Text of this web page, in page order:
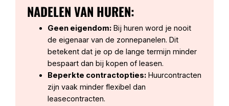
NADELEN VAN HUREN:
Geen eigendom:Bij huren word je nooit
de eigenaar van de zonnepanelen. Dit
betekent dat je op de lange termijn minder
bespaart dan bij kopen of leasen.
Beperkte contractopties:Huurcontracten
zijn vaak minder flexibel dan
leasecontracten.